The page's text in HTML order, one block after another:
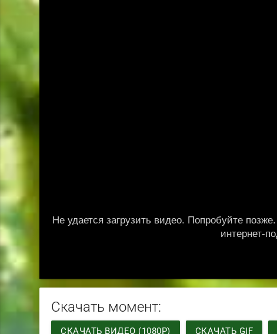
Скачать момент:
СКАЧАТЬ ВИДЕО (1080P) СКАЧАТЬ GIF